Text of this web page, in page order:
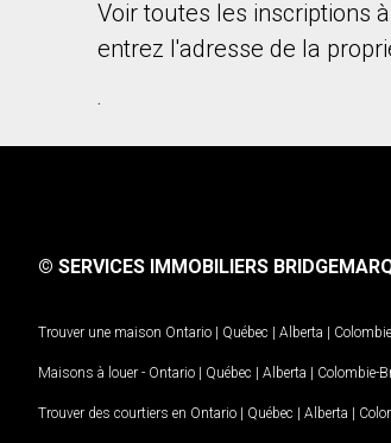
Voir toutes les inscriptions à
entrez l'adresse de la
.
© SERVICES IMMOBILIERS
Trouver une maison Ontario | Québec | Alberta |
Maisons à louer - Ontario | Québec | Alberta | Colombie-
Trouver des courtiers en Ontario | Québec | Alberta |